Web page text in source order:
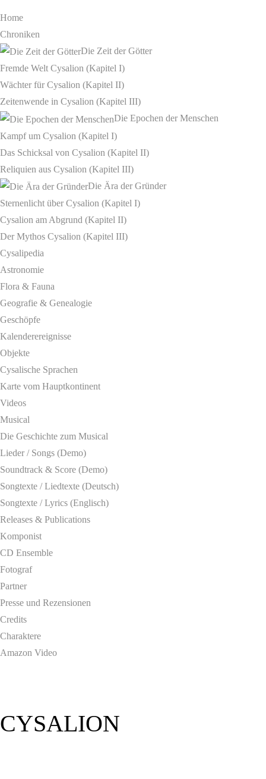
Home
Chroniken
Die Zeit der Götter
Fremde Welt Cysalion (Kapitel I)
Wächter für Cysalion (Kapitel II)
Zeitenwende in Cysalion (Kapitel III)
Die Epochen der Menschen
Kampf um Cysalion (Kapitel I)
Das Schicksal von Cysalion (Kapitel II)
Reliquien aus Cysalion (Kapitel III)
Die Ära der Gründer
Sternenlicht über Cysalion (Kapitel I)
Cysalion am Abgrund (Kapitel II)
Der Mythos Cysalion (Kapitel III)
Cysalipedia
Astronomie
Flora & Fauna
Geografie & Genealogie
Geschöpfe
Kalenderereignisse
Objekte
Cysalische Sprachen
Karte vom Hauptkontinent
Videos
Musical
Die Geschichte zum Musical
Lieder / Songs (Demo)
Soundtrack & Score (Demo)
Songtexte / Liedtexte (Deutsch)
Songtexte / Lyrics (Englisch)
Releases & Publications
Komponist
CD Ensemble
Fotograf
Partner
Presse und Rezensionen
Credits
Charaktere
Amazon Video
CYSALION